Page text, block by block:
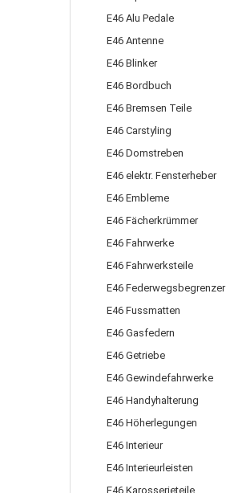
E46 Alu Pedale
E46 Antenne
E46 Blinker
E46 Bordbuch
E46 Bremsen Teile
E46 Carstyling
E46 Domstreben
E46 elektr. Fensterheber
E46 Embleme
E46 Fächerkrümmer
E46 Fahrwerke
E46 Fahrwerksteile
E46 Federwegsbegrenzer
E46 Fussmatten
E46 Gasfedern
E46 Getriebe
E46 Gewindefahrwerke
E46 Handyhalterung
E46 Höherlegungen
E46 Interieur
E46 Interieurleisten
E46 Karosserieteile